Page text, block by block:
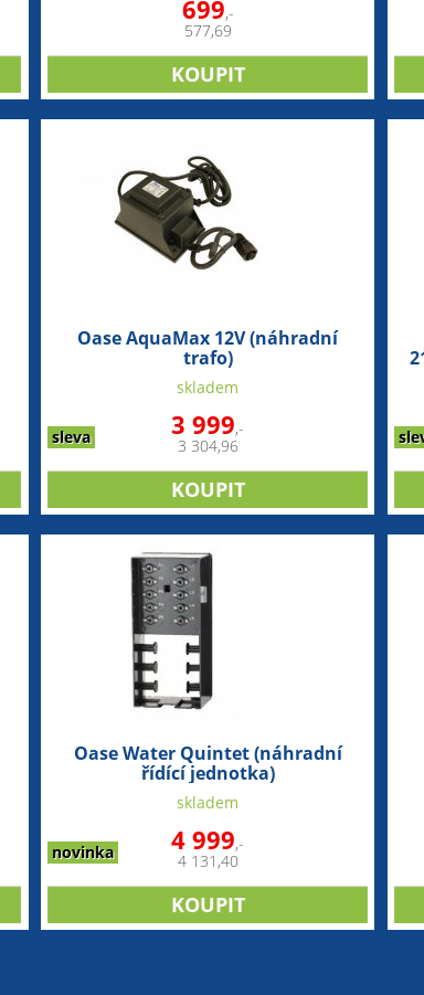
699,-
577,69
Oase AquaMax 12V (náhradní
trafo)
sleva
skladem
3 999,-
3 304,96
Oase Water Quintet (náhradní
řídící jednotka)
novinka
skladem
4 999,-
4 131,40